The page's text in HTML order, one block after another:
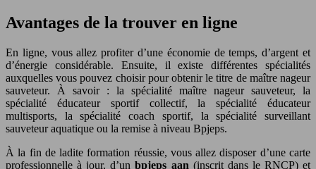
Avantages de la trouver en ligne
En ligne, vous allez profiter d’une économie de temps, d’argent et
d’énergie considérable. Ensuite, il existe différentes spécialités
auxquelles vous pouvez choisir pour obtenir le titre de maître nageur
sauveteur. À savoir : la spécialité maître nageur sauveteur, la
spécialité éducateur sportif collectif, la spécialité éducateur
multisports, la spécialité coach sportif, la spécialité surveillant
sauveteur aquatique ou la remise à niveau Bpjeps.
À la fin de ladite formation réussie, vous allez disposer d’une carte
professionnelle à jour, d’unbpjeps aan (inscrit dans le RNCP) et